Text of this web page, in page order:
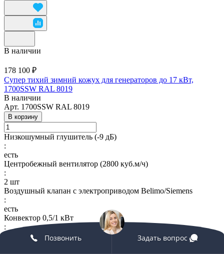
В наличии
178 100 ₽
Супер тихий зимний кожух для генераторов до 17 кВт,
1700SSW RAL 8019
В наличии
Арт. 1700SSW RAL 8019
В корзину
Низкошумный глушитель (-9 дБ)
:
есть
Центробежный вентилятор (2800 куб.м/ч)
:
2 шт
Воздушный клапан с электроприводом Belimo/Siemens
:
есть
Конвектор 0,5/1 кВт
:
Позвонить Задать вопрос